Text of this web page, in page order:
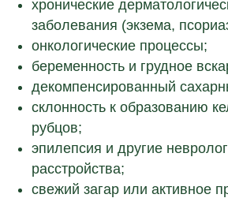
хронические
заболевания (экзема,
онкологические процессы;
беременность и грудное
декомпенсированный
склонность к образованию
рубцов;
эпилепсия и другие
расстройства;
свежий загар или активное